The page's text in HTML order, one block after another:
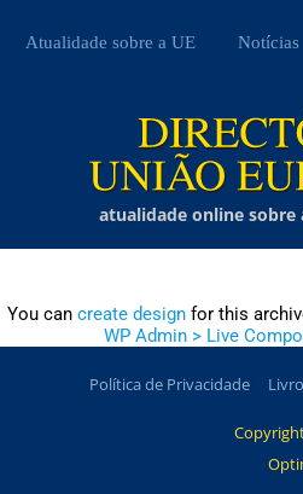
Atualidade sobre a UE Notícias
atualidade online sobre
You can create designfor this
WP Admin > Live
Política de Privacidade